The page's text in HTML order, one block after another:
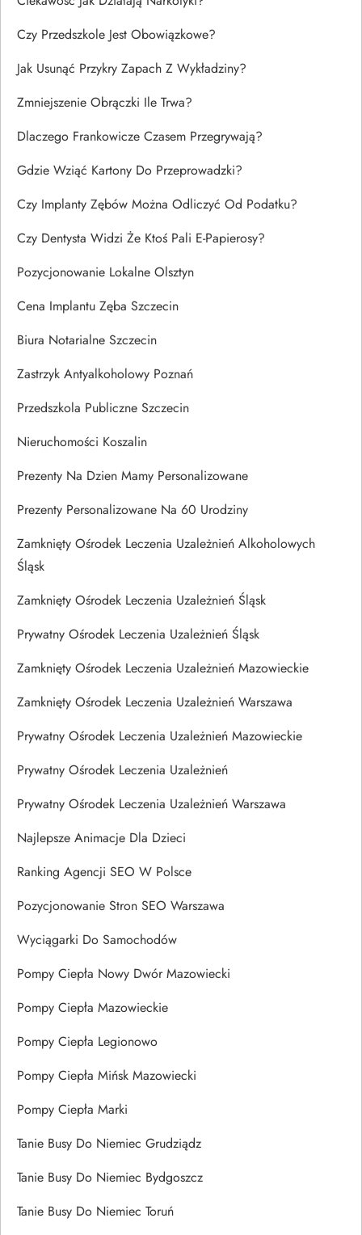
Czy Przedszkole Jest Obowiązkowe?
Jak Usunąć Przykry Zapach Z Wykładziny?
Zmniejszenie Obrączki Ile Trwa?
Dlaczego Frankowicze Czasem Przegrywają?
Gdzie Wziąć Kartony Do Przeprowadzki?
Czy Implanty Zębów Można Odliczyć Od Podatku?
Czy Dentysta Widzi Że Ktoś Pali E-Papierosy?
Pozycjonowanie Lokalne Olsztyn
Cena Implantu Zęba Szczecin
Biura Notarialne Szczecin
Zastrzyk Antyalkoholowy Poznań
Przedszkola Publiczne Szczecin
Nieruchomości Koszalin
Prezenty Na Dzien Mamy Personalizowane
Prezenty Personalizowane Na 60 Urodziny
Zamknięty Ośrodek Leczenia Uzależnień Alkoholowych
Śląsk
Zamknięty Ośrodek Leczenia Uzależnień Śląsk
Prywatny Ośrodek Leczenia Uzależnień Śląsk
Zamknięty Ośrodek Leczenia Uzależnień Mazowieckie
Zamknięty Ośrodek Leczenia Uzależnień Warszawa
Prywatny Ośrodek Leczenia Uzależnień Mazowieckie
Prywatny Ośrodek Leczenia Uzależnień
Prywatny Ośrodek Leczenia Uzależnień Warszawa
Najlepsze Animacje Dla Dzieci
Ranking Agencji SEO W Polsce
Pozycjonowanie Stron SEO Warszawa
Wyciągarki Do Samochodów
Pompy Ciepła Nowy Dwór Mazowiecki
Pompy Ciepła Mazowieckie
Pompy Ciepła Legionowo
Pompy Ciepła Mińsk Mazowiecki
Pompy Ciepła Marki
Tanie Busy Do Niemiec Grudziądz
Tanie Busy Do Niemiec Bydgoszcz
Tanie Busy Do Niemiec Toruń